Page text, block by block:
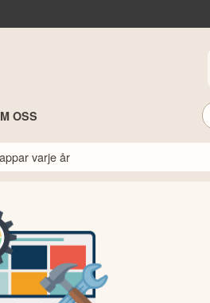
OSS
varje år